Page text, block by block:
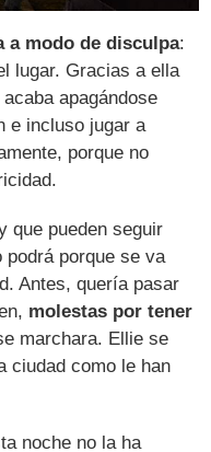
a modo de disculpa:
lugar. Gracias a ella
apagándose
e incluso jugar a
porque no
que pueden seguir
porque se va
Antes, quería pasar
molestas por tener
marchara. Ellie se
ciudad como le han
noche no la ha